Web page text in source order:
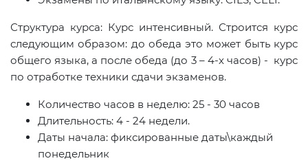
Структура курса: Курс интенсивный. Строится курс
следующим образом: до обеда это может быть курс
общего языка, а после обеда (до 3 – 4-х часов) - курс
по отработке техники сдачи экзаменов.
Количество часов в неделю: 25 - 30 часов
Длительность: 4 - 24 недели.
Даты начала: фиксированные даты\каждый
понедельник